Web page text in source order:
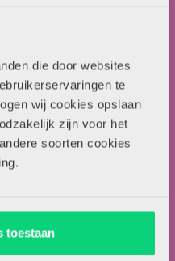
die door websites
te
wij cookies opslaan
zijn voor het
soorten cookies
toestaan
in HJK